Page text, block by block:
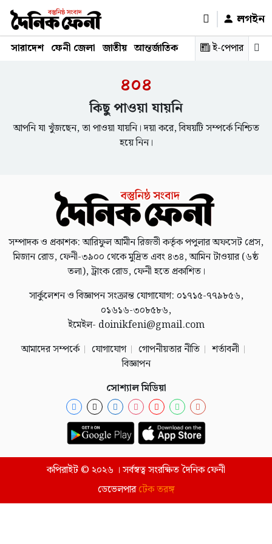
লগইন
সারাদেশ ফেনী জেলা জাতীয় আন্তর্জাতিক রাজনীতি স্বাস্থ্য শিক্ষা
ই-পেপার
৪০৪
কিছু পাওয়া যায়নি
আপনি যা খুঁজছেন, তা পাওয়া যায়নি। দয়া করে, বিষয়টি সম্পর্কে নিশ্চিত
হয়ে নিন।
সম্পাদক ও প্রকাশক: আরিফুল আমীন রিজভী কর্তৃক পপুলার অফসেট প্রেস,
মিজান রোড, ফেনী-৩৯০০ থেকে মুদ্রিত এবং ৪৩৪, আমিন টাওয়ার (৬ষ্ঠ
তলা), ট্রাংক রোড, ফেনী হতে প্রকাশিত।
সার্কুলেশন ও বিজ্ঞাপন সংক্রান্ত যোগাযোগ: ০১৭১৫-৭৭৯৮৫৬,
০১৬১৬-৩০৮৫৮৬,
ইমেইল- doinikfeni@gmail.com
আমাদের সম্পর্কে
যোগাযোগ গোপনীয়তার নীতি
শর্তাবলী
বিজ্ঞাপন
সোশ্যাল মিডিয়া
কপিরাইট © ২০২৬ । সর্বস্বত্ব সংরক্ষিত দৈনিক ফেনী
ডেভেলপারটেক তরঙ্গ